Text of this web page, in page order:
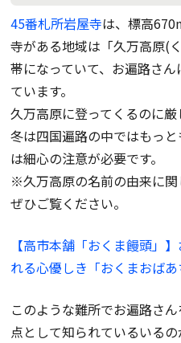
45番札所岩屋寺は、標高
寺がある地域は「久万高原(
帯になっていて、お遍路さ
ています。
久万高原に登ってくるのに厳
冬は四国遍路の中ではもっ
は細心の注意が必要です。
※久万高原の名前の由来に
ぜひご覧ください。
【高市本舗「おくま饅頭」
れる心優しき「おくまおば
このような難所でお遍路さ
点として知られているいる